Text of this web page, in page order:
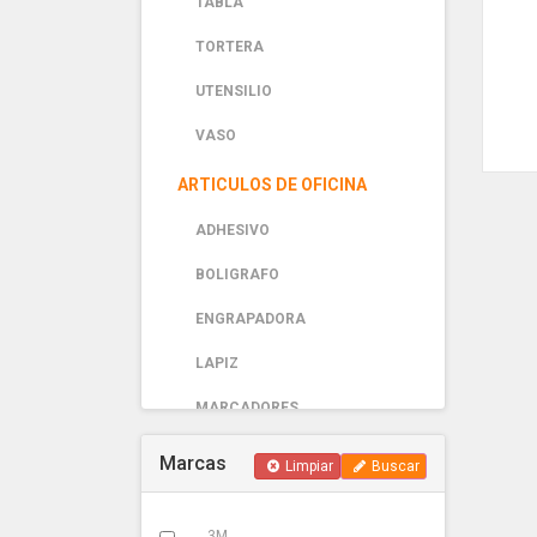
TORTERA
UTENSILIO
VASO
ARTICULOS DE OFICINA
ADHESIVO
BOLIGRAFO
ENGRAPADORA
LAPIZ
MARCADORES
PAPELERIA
Marcas Buscar
Limpiar